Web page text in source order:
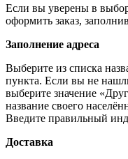
Если вы уверены в
оформить заказ,
Заполнение адреса
Выберите из списка
пункта. Если вы не
выберите значение
название своего
Введите правильный
Доставка